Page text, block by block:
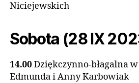
Niciejewskich
Sobota (28 IX
14.00Dziękczynno-błagalna
Edmunda i Anny Karbowiak